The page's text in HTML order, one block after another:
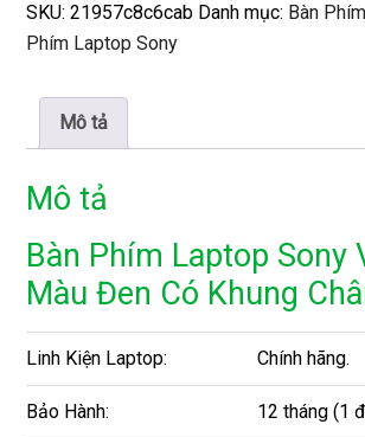
SKU:21957c8c6cab Danh mục: Bàn
Phím Laptop Sony
Mô tả
Mô tả
Bàn Phím Laptop Sony
Màu Đen Có Khung
Linh Kiện Laptop: Chính hãng.
Bảo Hành: 12 tháng (1